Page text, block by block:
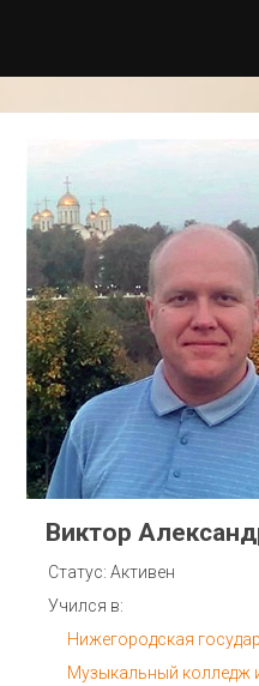
Виктор
Статус: Активен
Учился в:
Нижегородская
Музыкальный колледж